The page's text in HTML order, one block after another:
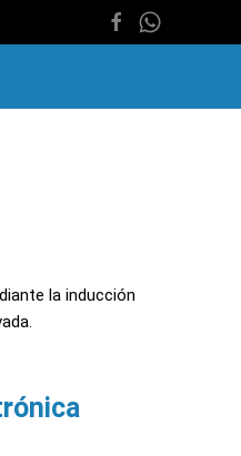
la inducción